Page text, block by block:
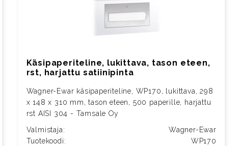
Käsipaperiteline, lukittava, tason eteen,
rst, harjattu satiinipinta
Wagner-Ewar käsipaperiteline, WP170, lukittava, 298
x 148 x 310 mm, tason eteen, 500 paperille, harjattu
rst AISI 304 - Tamsale Oy
Valmistaja:
Wagner-Ewar
Tuotekoodi:
WP170